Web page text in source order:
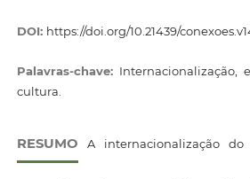
DOI: https://doi.org/10.21439/
Palavras-chave: Internacionalização,
cultura.
RESUMO A internacionalização